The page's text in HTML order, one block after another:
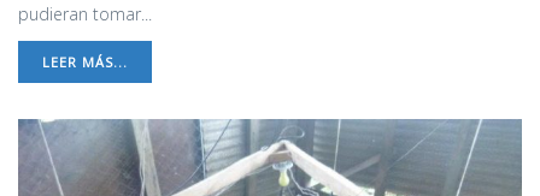
pudieran tomar...
LEER MÁS...